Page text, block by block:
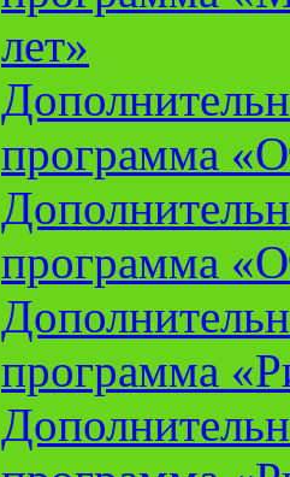
лет»
программа
программа
программа